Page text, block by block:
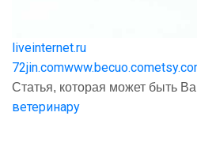
liveinternet.ru
72jin.comwww.becuo.com
Статья, которая может быть
ветеринару